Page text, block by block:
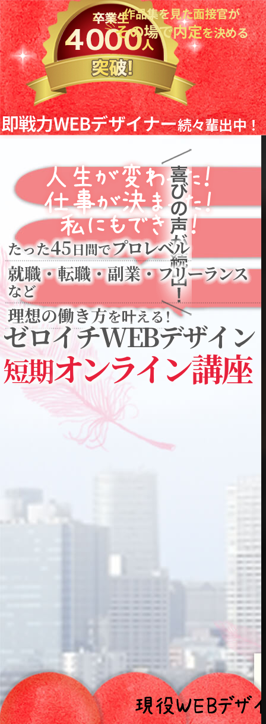
作品集を見た面接官が
その場で内定を決める
即戦力WEBデザイナー続々輩出中！
たった45日間でプロレベル
就職・転職・副業・フリーランス
など
理想の働き方を叶える！
ゼロイチWEBデザイン
短期オンライン講座